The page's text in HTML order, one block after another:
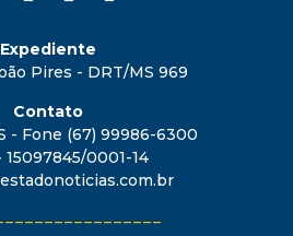
Expediente
Pires - DRT/MS 969
Contato
- Fone (67) 99986-6300
15097845/0001-14